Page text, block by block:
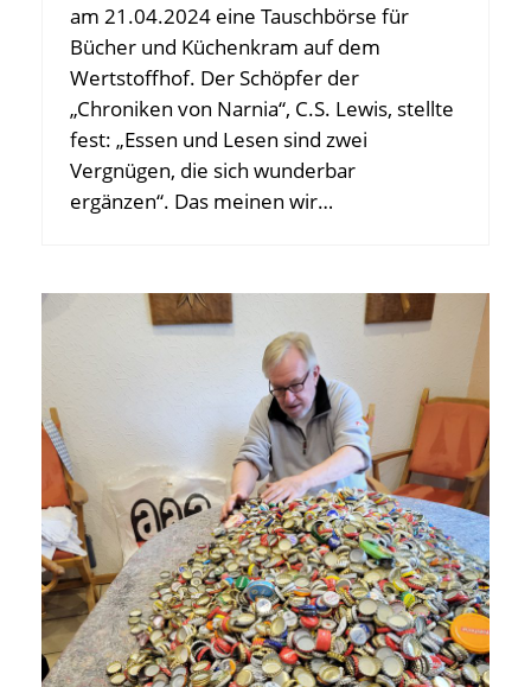
am 21.04.2024 eine Tauschbörse für
Bücher und Küchenkram auf dem
Wertstoffhof. Der Schöpfer der
„Chroniken von Narnia“, C.S. Lewis, stellte
fest: „Essen und Lesen sind zwei
Vergnügen, die sich wunderbar
ergänzen“. Das meinen wir…